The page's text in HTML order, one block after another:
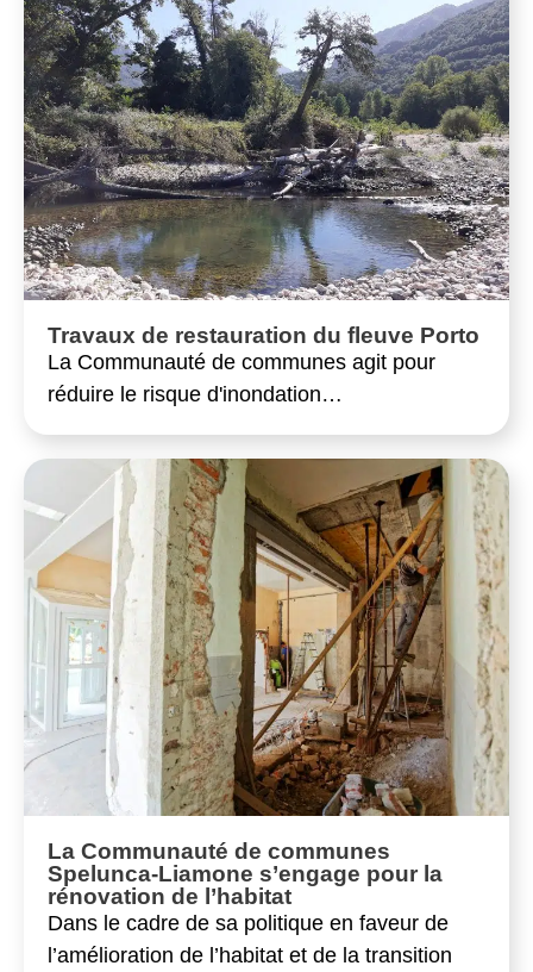
Travaux de restauration du fleuve Porto
La Communauté de communes agit pour
réduire le risque d'inondation…
La Communauté de communes
Spelunca-Liamone s’engage pour la
rénovation de l’habitat
Dans le cadre de sa politique en faveur de
l’amélioration de l’habitat et de la transition